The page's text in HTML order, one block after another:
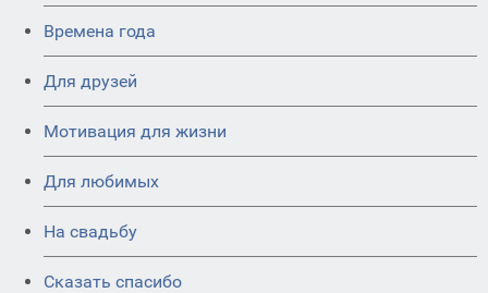
Времена года
Для друзей
Мотивация для жизни
Для любимых
На свадьбу
Сказать спасибо